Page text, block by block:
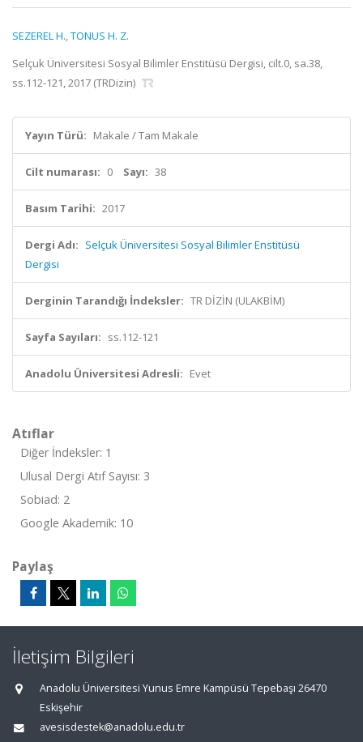
SEZEREL H.,TONUS H. Z.
Selçuk Üniversitesi Sosyal Bilimler Enstitüsü Dergisi, cilt.0, sa.38,
ss.112-121, 2017 (TRDizin)
Yayın Türü: Makale / Tam Makale
Cilt numarası: 0 Sayı: 38
Basım Tarihi: 2017
Dergi Adı: Selçuk Üniversitesi Sosyal Bilimler Enstitüsü
Dergisi
Derginin Tarandığı İndeksler: TR DİZİN (ULAKBİM)
Sayfa Sayıları: ss.112-121
Anadolu Üniversitesi Adresli: Evet
Atıflar
Diğer İndeksler: 1
Ulusal Dergi Atıf Sayısı: 3
Sobiad: 2
Google Akademik: 10
Paylaş
İletişim Bilgileri
Anadolu Üniversitesi Yunus Emre Kampüsü Tepebaşı 26470
Eskişehir
avesisdestek@anadolu.edu.tr